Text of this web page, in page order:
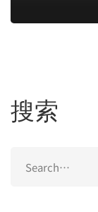
搜索
for: